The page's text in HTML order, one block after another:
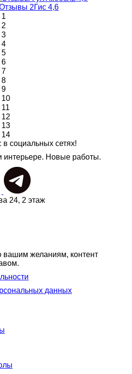
4,6
социальных сетях!
интерьере. Новые работы.
24, 2 этаж
вашим желаниям, контент
данных